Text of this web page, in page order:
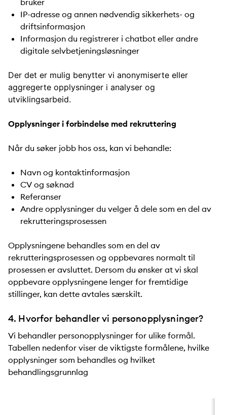
bruker
IP-adresse og annen nødvendig sikkerhets- og
driftsinformasjon
Informasjon du registrerer i chatbot eller andre
digitale selvbetjeningsløsninger
Der det er mulig benytter vi anonymiserte eller
aggregerte opplysninger i analyser og
utviklingsarbeid.
Opplysninger i forbindelse med rekruttering
Når du søker jobb hos oss, kan vi behandle:
Navn og kontaktinformasjon
CV og søknad
Referanser
Andre opplysninger du velger å dele som en del av
rekrutteringsprosessen
Opplysningene behandles som en del av
rekrutteringsprosessen og oppbevares normalt til
prosessen er avsluttet. Dersom du ønsker at vi skal
oppbevare opplysningene lenger for fremtidige
stillinger, kan dette avtales særskilt.
4. Hvorfor behandler vi personopplysninger?
Vi behandler personopplysninger for ulike formål.
Tabellen nedenfor viser de viktigste formålene, hvilke
opplysninger som behandles og hvilket
behandlingsgrunnlag